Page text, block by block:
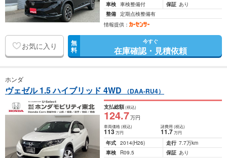
車検 車検整備付 保証 あり
整備 定期点検整備有
情報提供：
お気に入り 無
料
今すぐ
在庫確認・見積依頼
ホンダ
ヴェゼル 1.5 ハイブリッド 4WD （DAA-RU4）
支払総額(税込)
124.7万円
車両価格(税込)
113万円
諸費用 (税込)
11.7 万円
年式 2014(H26) 走行 7.7万km
車検
R09.5 保証 あり